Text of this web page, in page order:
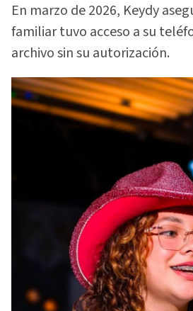
En marzo de 2026, Keydy
familiar tuvo acceso a su
archivo sin su autorización.